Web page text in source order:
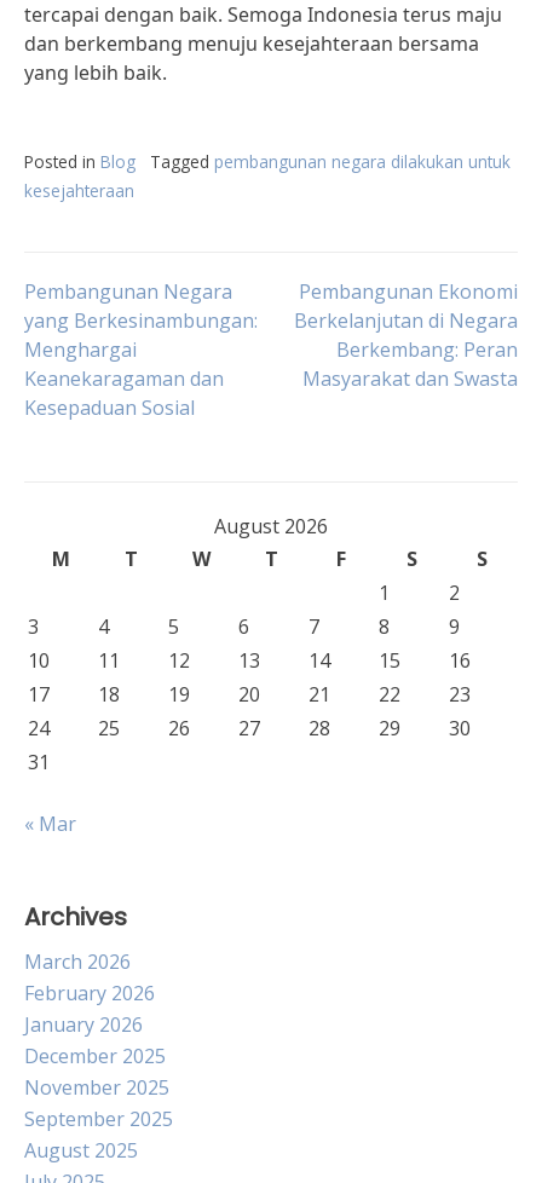
tercapai dengan baik. Semoga Indonesia terus maju
dan berkembang menuju kesejahteraan bersama
yang lebih baik.
Posted in Blog Tagged pembangunan negara dilakukan untuk
kesejahteraan
Post
navigation
Pembangunan Negara
yang Berkesinambungan:
Menghargai
Keanekaragaman dan
Kesepaduan Sosial
Pembangunan Ekonomi
Berkelanjutan di Negara
Berkembang: Peran
Masyarakat dan Swasta
August 2026
M
T W T F S
S
1
2
3
4 5 6 7 8
9
10
11 12 13 14 15
16
17
18 19 20 21 22
23
24
25 26 27 28 29
30
31
« Mar
Archives
March 2026
February 2026
January 2026
December 2025
November 2025
September 2025
August 2025